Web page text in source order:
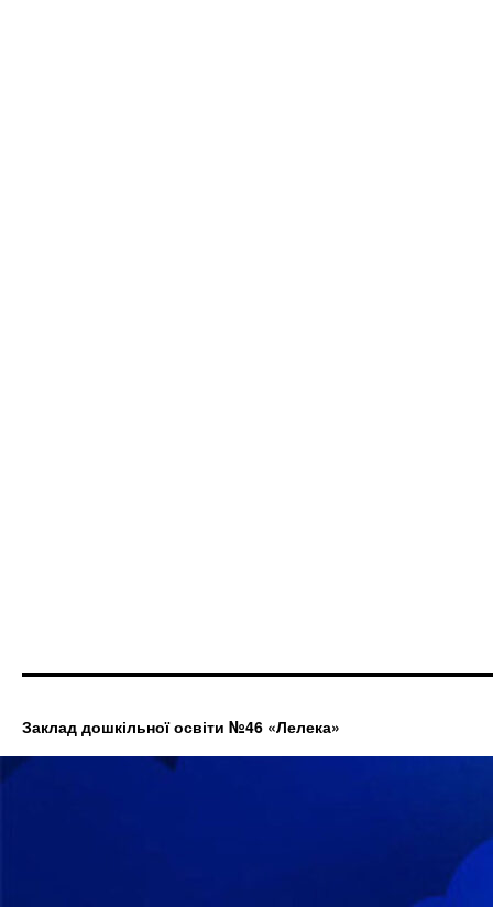
Заклад дошкільної освіти №46 «Лелека»